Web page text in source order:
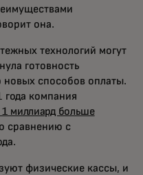
она.
технологий могут
готовность
новых способов оплаты.
года компания
1 миллиард больше
in a new tab
сравнению с
физические кассы, и